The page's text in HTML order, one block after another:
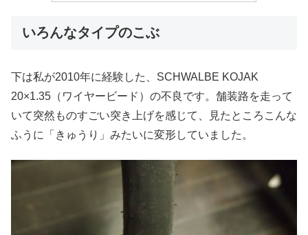
いろんなタイプのこぶ
下は私が2010年に経験した、SCHWALBE KOJAK
20×1.35（ワイヤービード）の不良です。舗装路を走って
いて突然ものすごい突き上げを感じて、見たところこんな
ふうに「きゅうり」みたいに変形していました。